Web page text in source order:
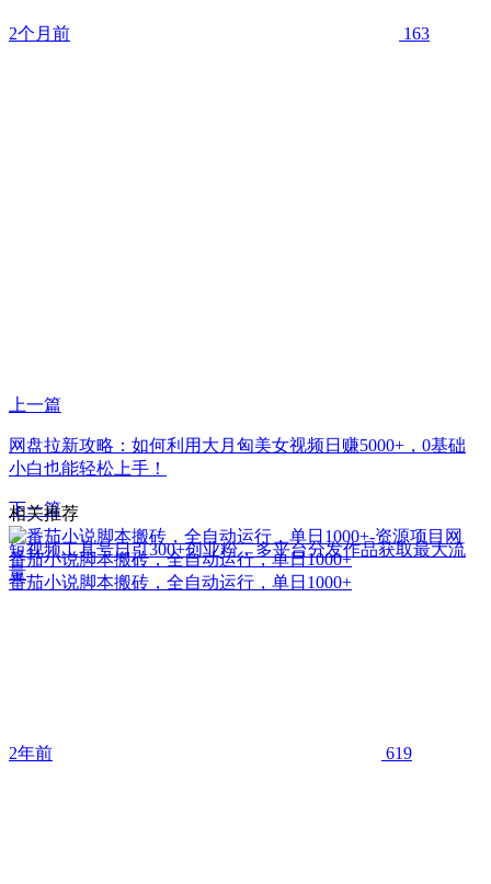
2个月前 163
上一篇
网盘拉新攻略：如何利用大月匈美女视频日赚5000+，0基础
小白也能轻松上手！
下一篇
短视频工具号日引300+创业粉，多平台分发作品获取最大流
量
相关推荐
番茄小说脚本搬砖，全自动运行，单日1000+
番茄小说脚本搬砖，全自动运行，单日1000+
2年前 619